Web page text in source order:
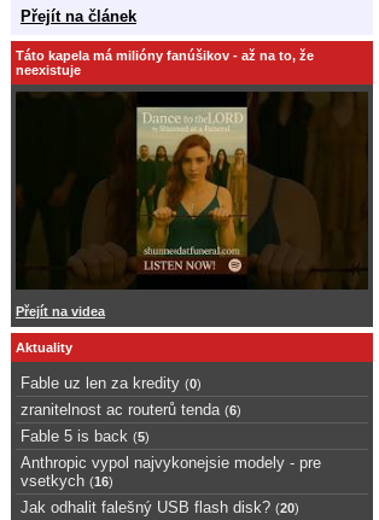
Přejít na článek
Táto kapela má milióny fanúšikov - až na to, že
neexistuje
Přejít na videa
Aktuality
Fable uz len za kredity (0)
zranitelnost ac routerů tenda (6)
Fable 5 is back (5)
Anthropic vypol najvykonejsie modely - pre
vsetkych (16)
Jak odhalit falešný USB flash disk? (20)